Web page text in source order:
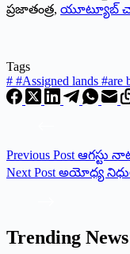
ప్రజాతంత్ర, యూట్యూబ్
Tags
# #Assigned lands #are
Previous Post ఆగస్టు
Next Post అయోధ్య
Trending News